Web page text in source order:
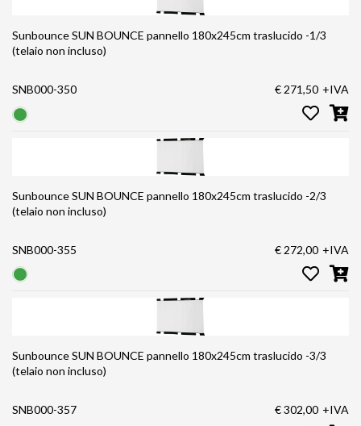
Sunbounce SUN BOUNCE pannello 180x245cm traslucido -1/3
(telaio non incluso)
SNB000-350 € 271,50 +IVA
Sunbounce SUN BOUNCE pannello 180x245cm traslucido -2/3
(telaio non incluso)
SNB000-355 € 272,00 +IVA
Sunbounce SUN BOUNCE pannello 180x245cm traslucido -3/3
(telaio non incluso)
SNB000-357 € 302,00 +IVA